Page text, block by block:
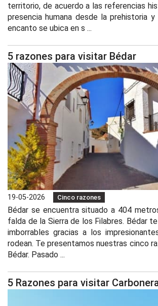
territorio, de acuerdo a las referencias
presencia humana desde la prehistoria
encanto se ubica en s ...
5 razones para visitar Bédar
19-05-2026 Cinco razones
Bédar se encuentra situado a 404
falda de la Sierra de los Filabres. Bédar
imborrables gracias a los
rodean. Te presentamos nuestras cinco
Bédar. Pasado ...
5 Razones para visitar